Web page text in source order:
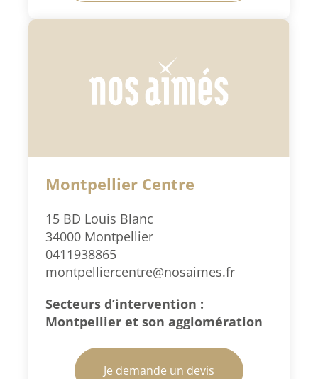
Montpellier Centre
15 BD Louis Blanc
34000 Montpellier
0411938865
montpelliercentre@nosaimes.fr
Secteurs d’intervention :
Montpellier et son agglomération
Je demande un devis